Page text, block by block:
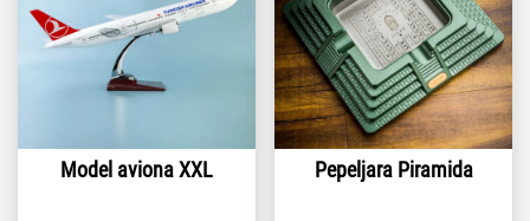
Model aviona XXL Pepeljara Piramida